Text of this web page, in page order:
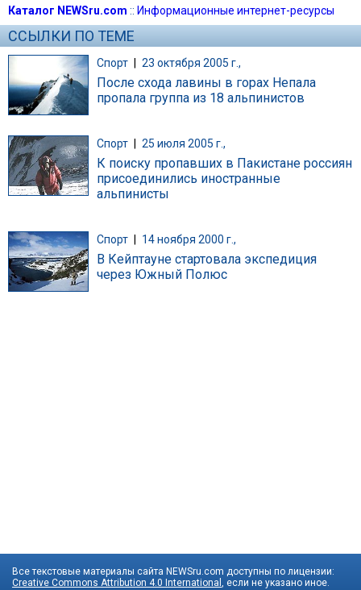
Каталог NEWSru.com :: Информационные интернет-ресурсы
ССЫЛКИ ПО ТЕМЕ
Спорт | 23 октября 2005 г.,
После схода лавины в горах Непала
пропала группа из 18 альпинистов
Спорт 25 июля 2005 г.,
К поиску пропавших в Пакистане россиян
присоединились иностранные
альпинисты
Спорт 14 ноября 2000 г.,
В Кейптауне стартовала экспедиция
через Южный Полюс
Все текстовые материалы сайта NEWSru.com доступны по лицензии:
Creative Commons Attribution 4.0 International , если не указано иное.